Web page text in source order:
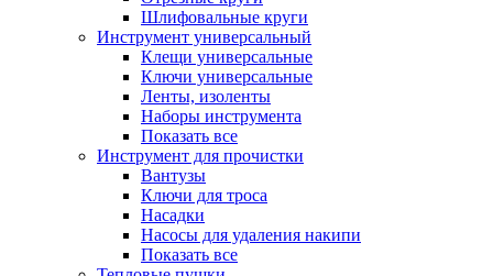
Шлифовальные круги
Инструмент универсальный
Клещи универсальные
Ключи универсальные
Ленты, изоленты
Наборы инструмента
Показать все
Инструмент для прочистки
Вантузы
Ключи для троса
Насадки
Насосы для удаления накипи
Показать все